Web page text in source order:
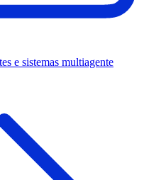
e sistemas multiagente